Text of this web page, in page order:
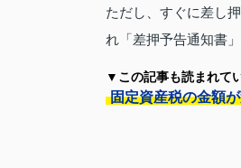
ただし、すぐに差し
れ「差押予告通知書
▼この記事も読まれて
固定資産税の金額